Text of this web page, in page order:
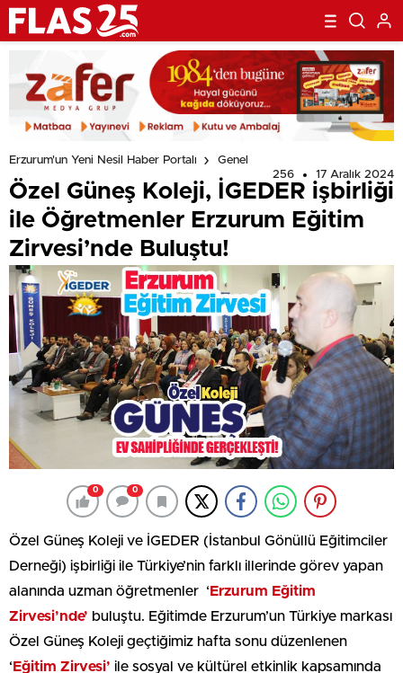
Erzurum'un Yeni Nesil Haber Portalı
Genel
256
17 Aralık 2024
Özel Güneş Koleji, İGEDER işbirliği
ile Öğretmenler Erzurum Eğitim
Zirvesi’nde Buluştu!
0 0
Özel Güneş Koleji ve İGEDER (İstanbul Gönüllü Eğitimciler
Derneği) işbirliği ile Türkiye’nin farklı illerinde görev yapan
alanında uzman öğretmenler ‘ Erzurum Eğitim
Zirvesi’nde’ buluştu. Eğitimde Erzurum’un Türkiye markası
Özel Güneş Koleji geçtiğimiz hafta sonu düzenlenen
‘ Eğitim Zirvesi’ ile sosyal ve kültürel etkinlik kapsamında